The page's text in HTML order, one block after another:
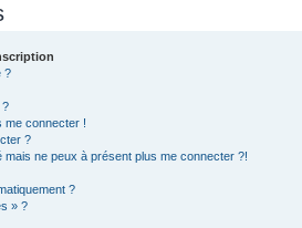
?
?
me connecter !
?
mais ne peux à présent plus me connecter ?!
?
» ?